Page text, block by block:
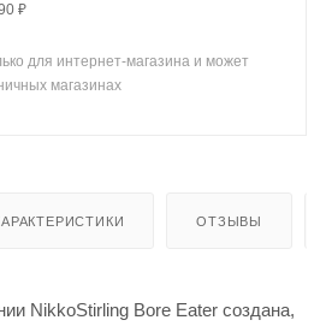
₽
для интернет-магазина и может
магазинах
ОТЗЫВЫ
NikkoStirling Bore Eater создана,